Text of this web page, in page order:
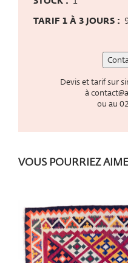
TARIF 1 À 3 JOURS :
Devis et tarif sur
à
ou au
VOUS POURRIEZ